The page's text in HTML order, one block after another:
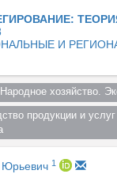
И
хозяйство.
продукции и
Юрьевич 1